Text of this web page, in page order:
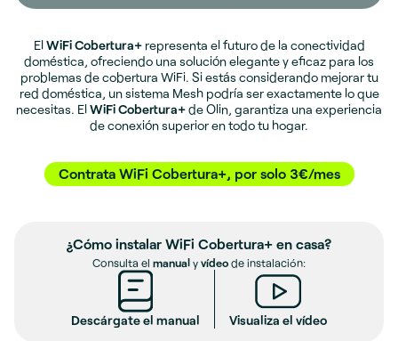
ElWiFi Cobertura+representa el futuro de la conectividad
doméstica, ofreciendo una solución elegante y eficaz para los
problemas de cobertura WiFi. Si estás considerando mejorar tu
red doméstica, un sistema Mesh podría ser exactamente lo que
necesitas. ElWiFi Cobertura+de Olin, garantiza una experiencia
de conexión superior en todo tu hogar.
Contrata WiFi Cobertura+, por solo 3€/mes
¿Cómo instalar WiFi Cobertura+ en casa?
Consulta el manualyvídeode instalación:
Descárgate el manual Visualiza el vídeo